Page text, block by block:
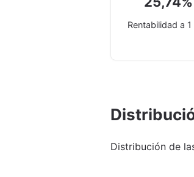
Rentabilidad a 1
Distribución de